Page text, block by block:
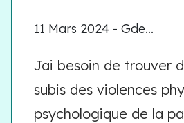
11 Mars 2024 - Gde...
Jai besoin de trouver
subis des violences
psychologique de la